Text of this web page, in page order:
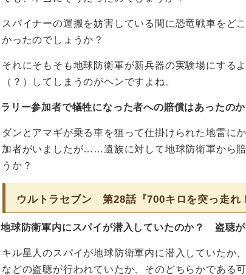
スパイナーの運搬を妨害している間に恐竜戦車をど
かったのでしょうか？
それにそもそも地球防衛軍が新兵器の実験場にする
（？）してしまうのがヘンですよね。
ラリー参加者で犠牲になった者への賠償はあったのか
ダンとアマギが乗る車を狙って仕掛けられた地雷に
加者がいましたが……遺族に対して地球防衛軍から
うか？
ウルトラセブン 第28話『700キロを突っ走れ
地球防衛軍内にスパイが潜入していたのか？ 盗聴が
キル星人のスパイが地球防衛軍内に潜入していたか
などの盗聴が行われていたか、そのどちらかである